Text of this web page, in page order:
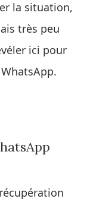
la situation,
très peu
ici pour